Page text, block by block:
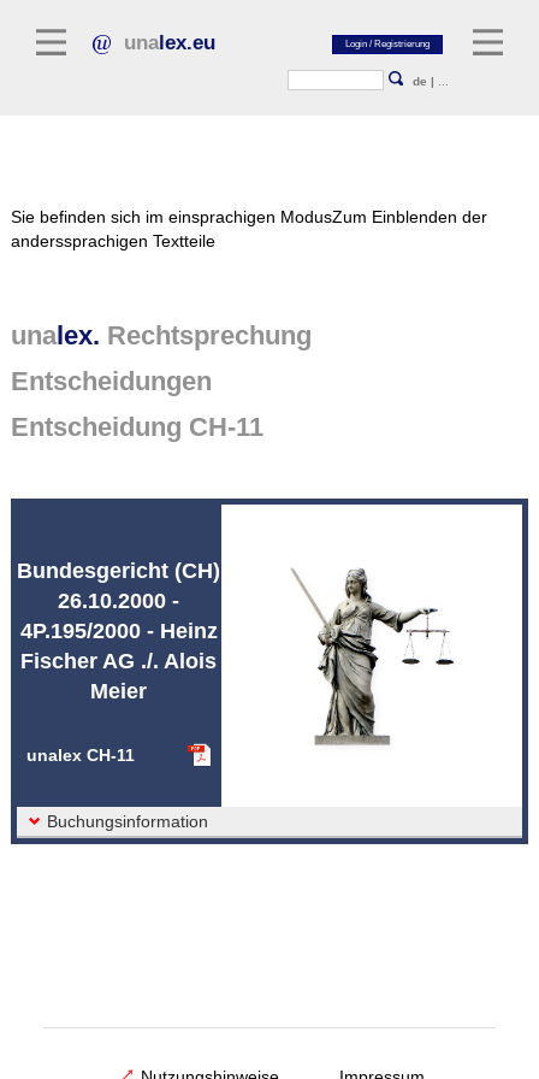
unalex.eu
de |
Normtexte
Rechtsprechung
Sie befinden sich im einsprachigen ModusZum Einblenden der
anderssprachigen Textteile
unalex. Rechtsprechung
Entscheidungen
Entscheidung CH-11
Bundesgericht (CH)
26.10.2000 -
4P.195/2000 - Heinz
Fischer AG ./. Alois
Meier
unalex CH-11
Buchungsinformation